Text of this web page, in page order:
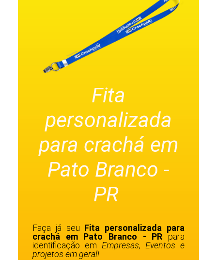
Fita
personalizada
para crachá em
Pato Branco -
PR
Faça já seu Fita personalizada para
crachá em Pato Branco - PR para
identificação em Empresas, Eventos e
projetos em geral!